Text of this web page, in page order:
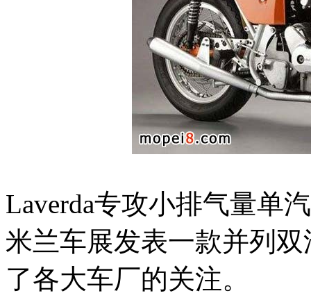
Laverda专攻小排气量单
米兰车展发表一款并列
了各大车厂的关注。